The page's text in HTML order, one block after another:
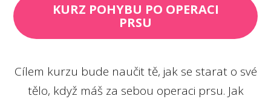
KURZ POHYBU PO OPERACI
PRSU
Cílem kurzu bude naučit tě, jak se starat o své
tělo, když máš za sebou operaci prsu. Jak